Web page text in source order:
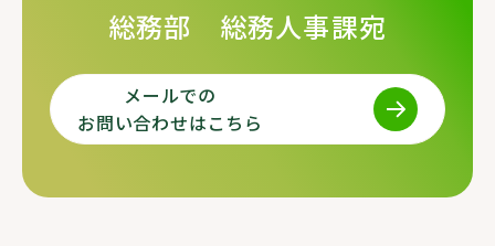
総務部 総務人事課宛
メールでの
お問い合わせはこちら